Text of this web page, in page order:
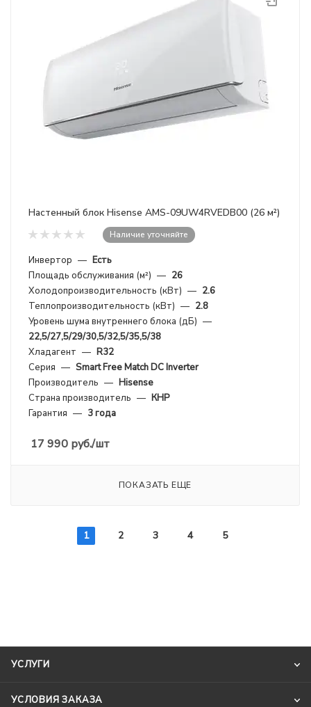
Настенный блок Hisense AMS-09UW4RVEDB00 (26 м²)
Наличие уточняйте
Инвертор — Есть
Площадь обслуживания (м²) — 26
Холодопроизводительность (кВт) — 2.6
Теплопроизводительность (кВт) — 2.8
Уровень шума внутреннего блока (дБ) —
22,5/27,5/29/30,5/32,5/35,5/38
Хладагент — R32
Серия — Smart Free Match DC Inverter
Производитель — Hisense
Страна производитель — КНР
Гарантия — 3 года
17 990 руб./шт
ПОКАЗАТЬ ЕЩЕ
1 2 3 4 5
УСЛУГИ
УСЛОВИЯ ЗАКАЗА